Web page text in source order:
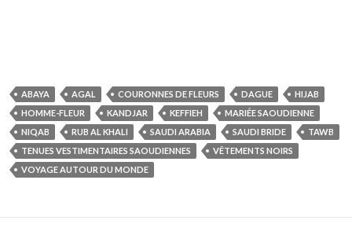
ABAYA AGAL COURONNES DE FLEURS DAGUE
HIJAB
HOMME-FLEUR
KANDJAR KEFFIEH
MARIÉE SAOUDIENNE
NIQAB
RUB AL KHALI SAUDI ARABIA SAUDI BRIDE
TAWB
TENUES VESTIMENTAIRES SAOUDIENNES
VÊTEMENTS NOIRS
VOYAGE AUTOUR DU MONDE